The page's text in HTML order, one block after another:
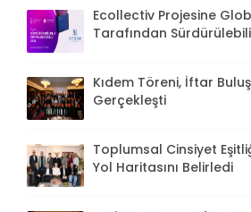
Ecollectiv Projesine
Tarafından
Kıdem Töreni, İftar
Gerçekleşti
Toplumsal Cinsiyet
Yol Haritasını Belirledi